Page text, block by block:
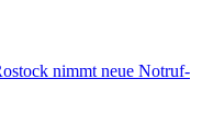
nimmt neue Notruf-